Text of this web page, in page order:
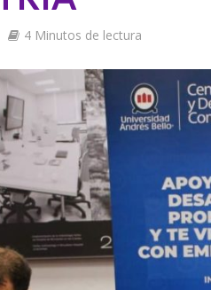
4 Minutos de lectura